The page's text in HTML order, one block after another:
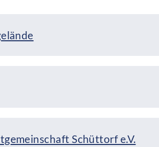
Schüttorf e.V.